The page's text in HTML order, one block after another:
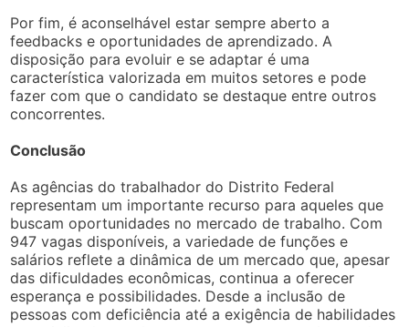
Por fim, é aconselhável estar sempre aberto a
feedbacks e oportunidades de aprendizado. A
disposição para evoluir e se adaptar é uma
característica valorizada em muitos setores e pode
fazer com que o candidato se destaque entre outros
concorrentes.
Conclusão
As agências do trabalhador do Distrito Federal
representam um importante recurso para aqueles que
buscam oportunidades no mercado de trabalho. Com
947 vagas disponíveis, a variedade de funções e
salários reflete a dinâmica de um mercado que, apesar
das dificuldades econômicas, continua a oferecer
esperança e possibilidades. Desde a inclusão de
pessoas com deficiência até a exigência de habilidades